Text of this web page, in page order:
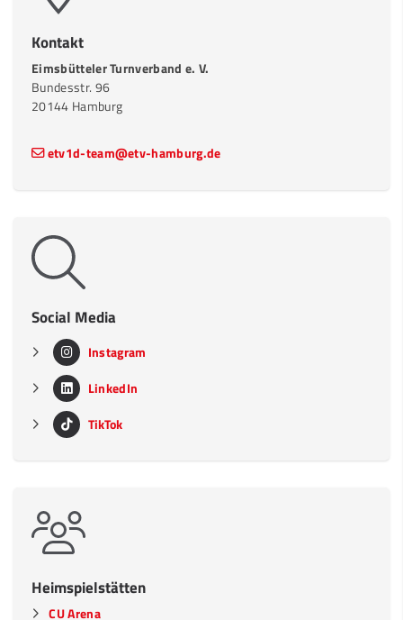
Kontakt
Eimsbütteler Turnverband e. V.
Bundesstr. 96
20144 Hamburg
etv1d-team@etv-hamburg.de
Social Media
Instagram
LinkedIn
TikTok
Heimspielstätten
CU Arena